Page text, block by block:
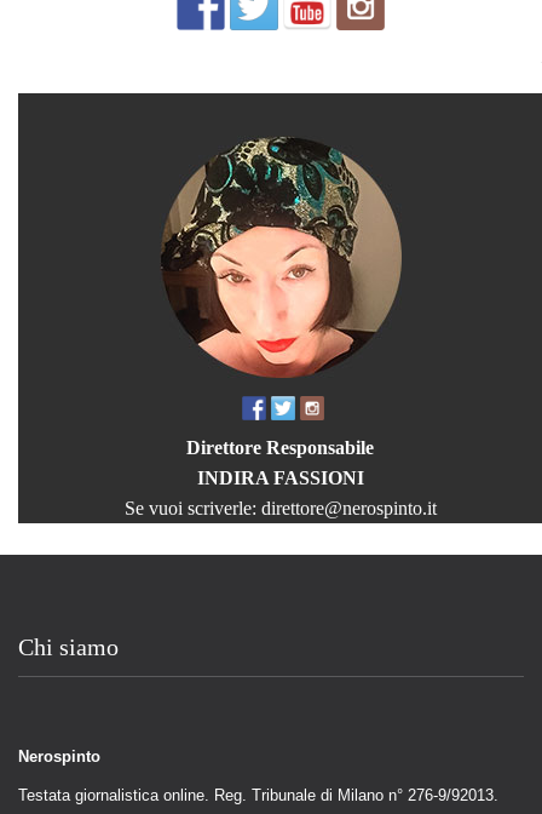
Direttore Responsabile
INDIRA FASSIONI
Se vuoi scriverle: direttore@nerospinto.it
Chi siamo
Nerospinto
Testata giornalistica online. Reg. Tribunale di Milano n° 276-9/92013.